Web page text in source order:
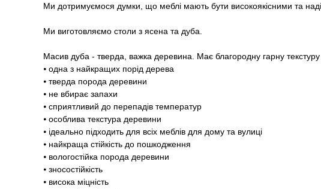
Ми дотримуємося думки, що меблі мають бути високоякісними та
Ми виготовляємо столи з ясена та дуба.
Масив дуба - тверда, важка деревина. Має благородну гарну
⦁ одна з найкращих порід дерева
⦁ тверда порода деревини
⦁ не вбирає запахи
⦁ сприятливий до перепадів температур
⦁ особлива текстура деревини
⦁ ідеально підходить для всіх меблів для дому та вулиці
⦁ найкраща стійкість до пошкодження
⦁ вологостійка порода деревини
⦁ зносостійкість
⦁ висока міцність